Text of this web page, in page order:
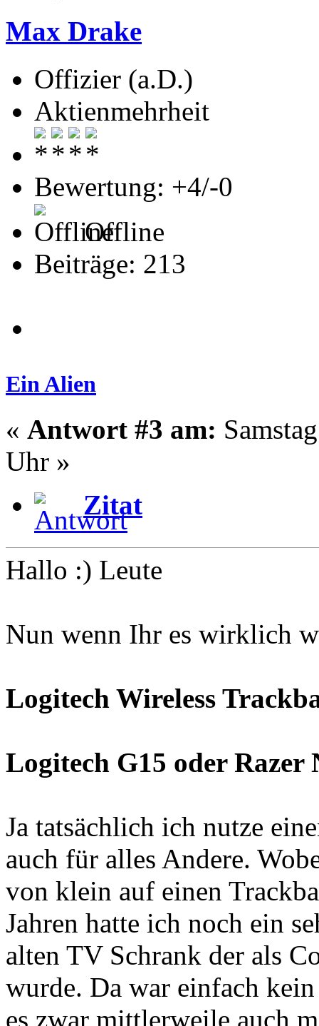
Max Drake
Offizier (a.D.)
Aktienmehrheit
Bewertung: +4/-0
Offline
Beiträge: 213
Ein Alien
« Antwort #3 am:
Uhr »
Zitat
Hallo :) Leute
Nun wenn Ihr es wirklich
Logitech Wireless
Logitech G15 oder
Ja tatsächlich ich nutze
auch für alles Andere.
von klein auf einen
Jahren hatte ich noch ein
alten TV Schrank der als
wurde. Da war einfach
es zwar mittlerweile auch